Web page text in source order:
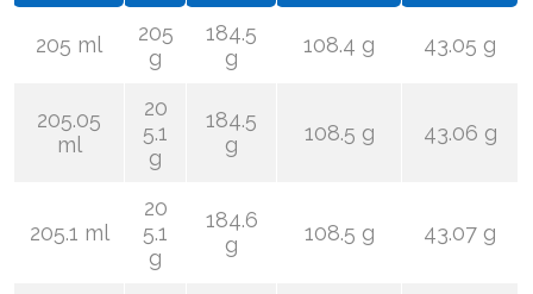
205 ml
205
g
184.5
g
108.4 g 43.05 g
205.05
ml
20
5.1
g
184.5
g
108.5 g 43.06 g
205.1 ml
20
5.1
g
184.6
g
108.5 g 43.07 g